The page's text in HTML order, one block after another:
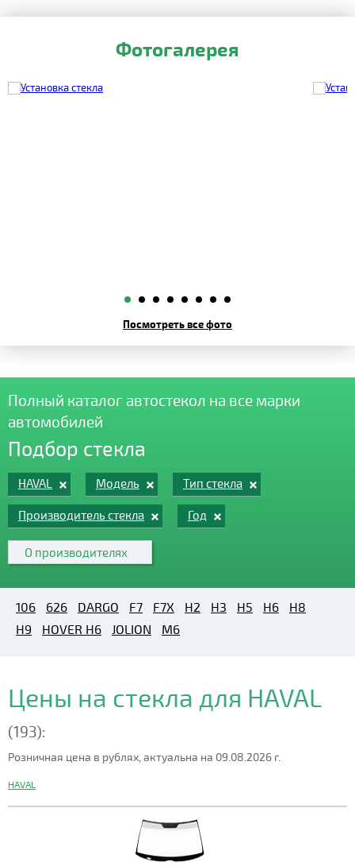
Фотогалерея
Посмотреть все фото
Полный каталог автостекол на все марки
автомобилей
Подбор стекла
HAVAL Модель Тип стекла
Производитель стекла Год
О производителях
106 626 DARGO F7 F7X H2 H3 H5 H6
H8
H9
HOVER H6 JOLION M6
Цены на стекла для HAVAL
(193):
Розничная цена в рублях, актуальна на 09.08.2026 г.
HAVAL